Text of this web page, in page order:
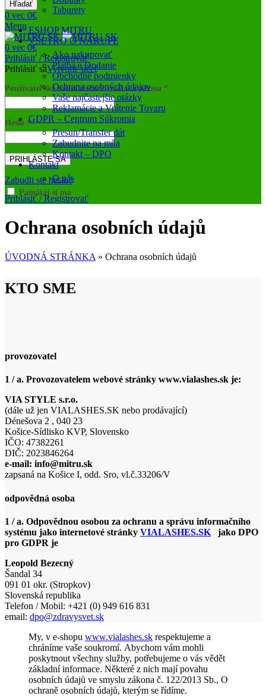
Hľadať
0 vec 0€
Menu
0 vec 0€
Prihlásiť / Registrovať
Prihlásiť saVytvoriť účet
Používateľské meno alebo e-mailová adresa *
Heslo *
PRIHLÁSTE SA
Zabudli ste heslo?
Pamätaj si ma
Taburety
ESHOP MITRU
VŠETKO O NÁKUPE
Ako nakupovať
Platba a Dodanie
Obchodné podmienky
Ochrana osobných údajov
Vaše najčastejšie otázky
Reklamácie a Vrátenie Tovaru
GDPR – Centrum Súkromia
Presun/Transfer dát
Zabudnite na mňa
Kontakt – DPO
Kontakt
O nás
Prihlásiť / Registrovať
Ochrana osobních údajů
ÚVODNÁ STRÁNKA » Ochrana osobních údajů
KTO SME
provozovatel
1 / a. Provozovatelem webové stránky www.vialashes.sk je:
VIA STYLE s.r.o.
(dále už jen VIALASHES.SK nebo prodávající)
Dénešova 2 , 040 23
Košice-Sídlisko KVP, Slovensko
IČO: 47382261
DIČ: 2023846264
e-mail: info@mitru.sk
zapsaná na Košice I, odd. Sro, vl.č.33206/V
odpovědná osoba
1 / a. Odpovědnou osobou za ochranu a správu informačního
systému jako internetové stránky VIALASHES.SK jako DPO
pro GDPR je
Leopold Bezecný
Šandal 34
091 01 okr. (Stropkov)
Slovenská republika
Telefon / Mobil: +421 (0) 949 616 831
email: dpo@zdravysvet.sk
My, v e-shopu www.vialashes.sk respektujeme a
chráníme vaše soukromí. Abychom vám mohli
poskytnout všechny služby, potřebujeme o vás vědět
základní informace. Některé z nich mají povahu
osobních údajů ve smyslu zákona č. 122/2013 Sb., O
ochraně osobních údajů, kterým se řídíme.